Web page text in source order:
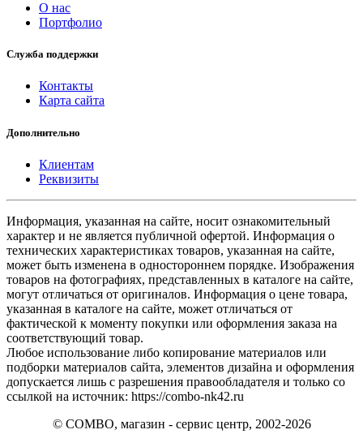
О нас
Портфолио
Служба поддержки
Контакты
Карта сайта
Дополнительно
Клиентам
Реквизиты
Информация, указанная на сайте, носит ознакомительный
характер и не является публичной офертой. Информация о
технических характеристиках товаров, указанная на сайте,
может быть изменена в одностороннем порядке. Изображения
товаров на фотографиях, представленных в каталоге на сайте,
могут отличаться от оригиналов. Информация о цене товара,
указанная в каталоге на сайте, может отличаться от
фактической к моменту покупки или оформления заказа на
соответствующий товар.
Любое использование либо копирование материалов или
подборки материалов сайта, элементов дизайна и оформления
допускается лишь с разрешения правообладателя и только со
ссылкой на источник: https://combo-nk42.ru
© COMBO, магазин - сервис центр, 2002-2026